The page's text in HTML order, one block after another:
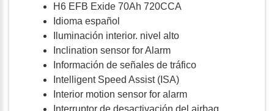
H6 EFB Exide 70Ah 720CCA
Idioma español
Iluminación interior. nivel alto
Inclination sensor for Alarm
Información de señales de tráfico
Intelligent Speed Assist (ISA)
Interior motion sensor for alarm
Interruptor de desactivación del airbag